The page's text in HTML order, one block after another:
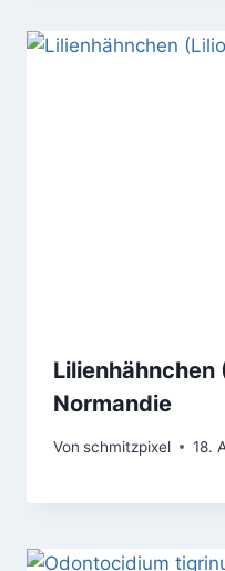
Normandie
Von schmitzpixel 18.